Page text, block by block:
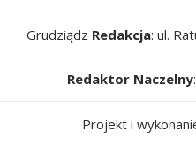
Grudziądz Redakcja: ul.
Redaktor Naczelny
Projekt i